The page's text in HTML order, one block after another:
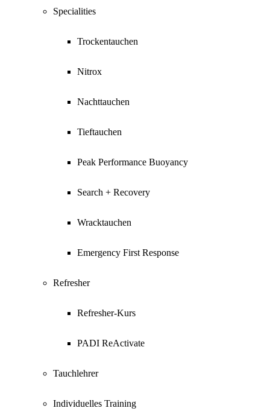
Specialities
Trockentauchen
Nitrox
Nachttauchen
Tieftauchen
Peak Performance Buoyancy
Search + Recovery
Wracktauchen
Emergency First Response
Refresher
Refresher-Kurs
PADI ReActivate
Tauchlehrer
Individuelles Training